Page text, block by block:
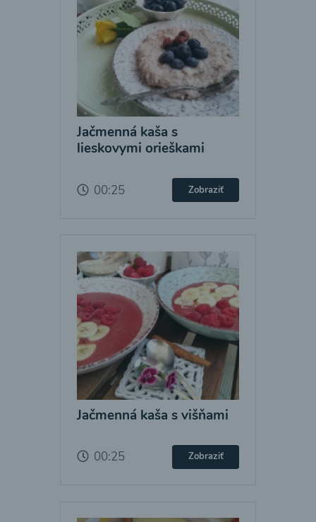
Jačmenná kaša s
lieskovymi orieškami
00:25 Zobraziť
Jačmenná kaša s višňami
00:25 Zobraziť